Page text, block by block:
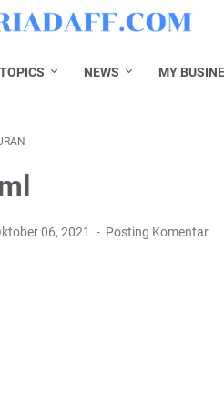
TOPICS NEWS MY
06, 2021 Posting Komentar